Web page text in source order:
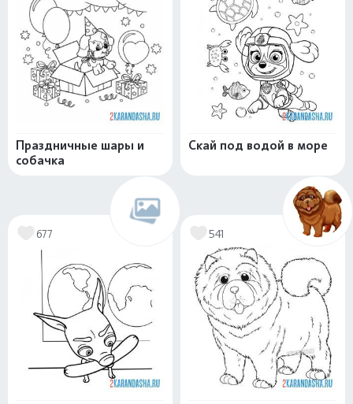
Праздничные шары и
собачка
Скай под водой в море
677 541